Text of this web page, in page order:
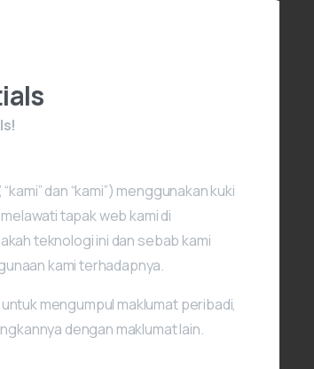
dan “kami”) menggunakan kuki
tapak web kami di
teknologi ini dan sebab kami
kami terhadapnya.
mengumpul maklumat peribadi,
dengan maklumat lain.